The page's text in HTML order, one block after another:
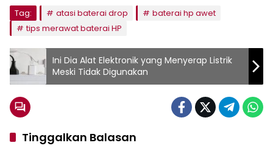
Tag: atasi baterai drop
baterai hp awet
tips merawat baterai HP
Ini Dia Alat Elektronik yang Menyerap Listrik
Meski Tidak Digunakan
Tinggalkan Balasan